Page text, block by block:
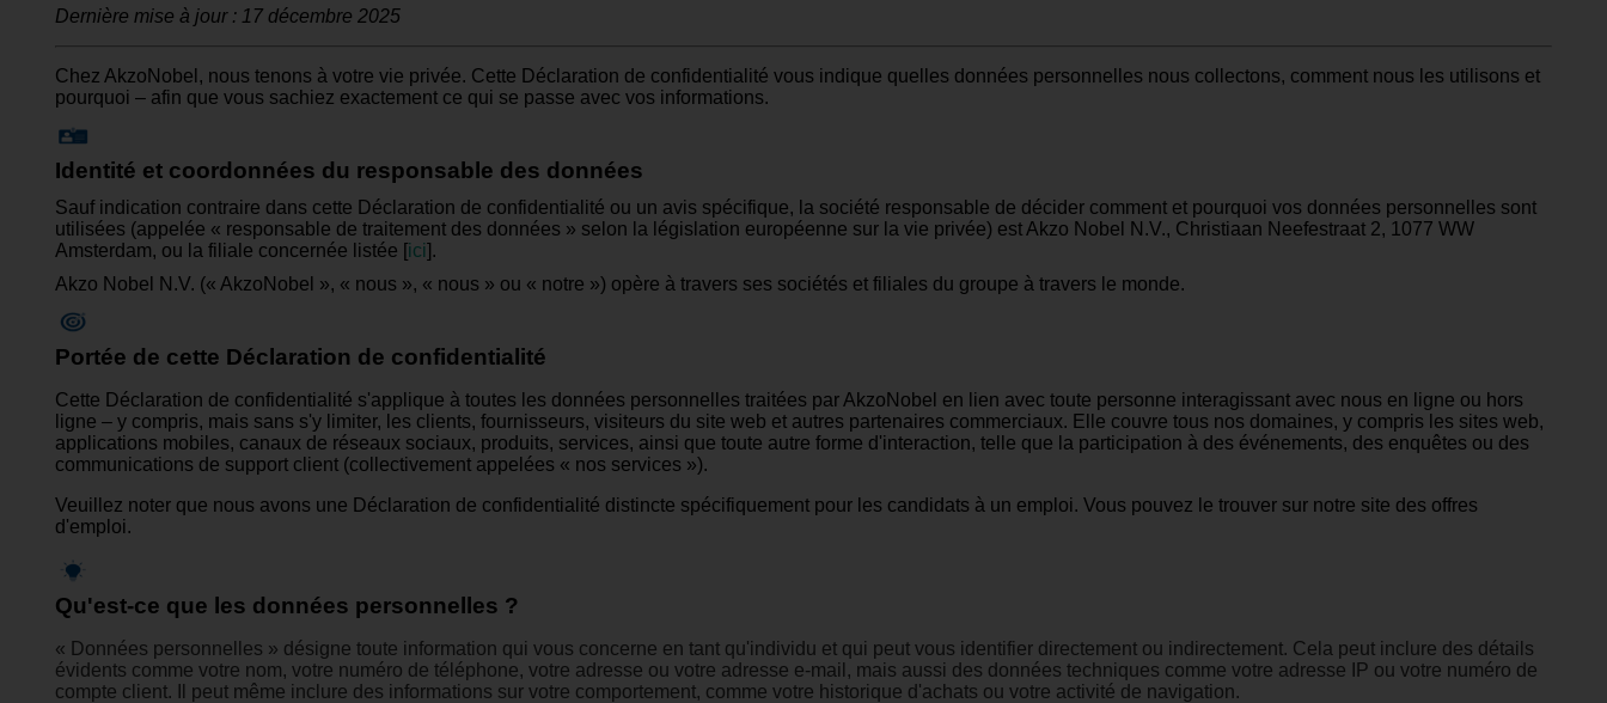
Dernière mise à jour : 17 décembre 2025
Chez AkzoNobel, nous tenons à votre vie privée. Cette Déclaration de confidentialité vous indique quelles données personnelles nous collectons, comment nous les utilisons et
pourquoi – afin que vous sachiez exactement ce qui se passe avec vos informations.
Identité et coordonnées du responsable des données
Sauf indication contraire dans cette Déclaration de confidentialité ou un avis spécifique, la société responsable de décider comment et pourquoi vos données personnelles sont
utilisées (appelée « responsable de traitement des données » selon la législation européenne sur la vie privée) est Akzo Nobel N.V., Christiaan Neefestraat 2, 1077 WW
Amsterdam, ou la filiale concernée listée [ici].
Akzo Nobel N.V. (« AkzoNobel », « nous », « nous » ou « notre ») opère à travers ses sociétés et filiales du groupe à travers le monde.
Portée de cette Déclaration de confidentialité
Cette Déclaration de confidentialité s'applique à toutes les données personnelles traitées par AkzoNobel en lien avec toute personne interagissant avec nous en ligne ou hors
ligne – y compris, mais sans s'y limiter, les clients, fournisseurs, visiteurs du site web et autres partenaires commerciaux. Elle couvre tous nos domaines, y compris les sites web,
applications mobiles, canaux de réseaux sociaux, produits, services, ainsi que toute autre forme d'interaction, telle que la participation à des événements, des enquêtes ou des
communications de support client (collectivement appelées « nos services »).
Veuillez noter que nous avons une Déclaration de confidentialité distincte spécifiquement pour les candidats à un emploi. Vous pouvez le trouver sur notre site des offres
d'emploi.
Qu'est-ce que les données personnelles ?
« Données personnelles » désigne toute information qui vous concerne en tant qu'individu et qui peut vous identifier directement ou indirectement. Cela peut inclure des détails
évidents comme votre nom, votre numéro de téléphone, votre adresse ou votre adresse e-mail, mais aussi des données techniques comme votre adresse IP ou votre numéro de
compte client. Il peut même inclure des informations sur votre comportement, comme votre historique d'achats ou votre activité de navigation.